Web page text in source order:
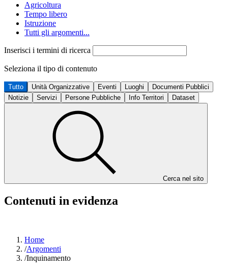
Agricoltura
Tempo libero
Istruzione
Tutti gli argomenti...
Inserisci i termini di ricerca
Seleziona il tipo di contenuto
Tutto Unità Organizzative Eventi Luoghi
Documenti Pubblici
Notizie
Servizi Persone Pubbliche Info Territori Dataset
Cerca nel sito
Contenuti in evidenza
Home
/Argomenti
/Inquinamento